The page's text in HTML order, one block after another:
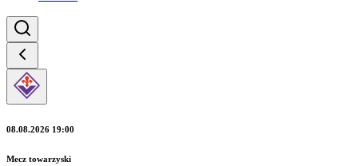
08.08.2026 19:00
Mecz towarzyski